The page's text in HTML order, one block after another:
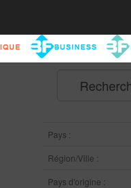
Pays :
Région/Ville :
Pays d'origine :